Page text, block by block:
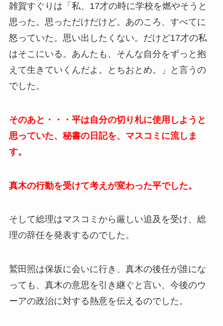
雑賀すぐりは「私、17才の時に学校を燃やそうと
思った。思っただけだけど。あのころ、すべてに
怒っていた。思い出したくない。だけど17才の私
はそこにいる。あんたも、そんな自分をずっと抱
えて生きていくんだよ。とちおとめ。」と言うの
でした。
そのあと・・・平は自分の切り札に使用しようと
思っていた、秘書の日記を、マスコミに流しま
す。
真木の行動を受けて考えが変わった平でした。
そして総理はマスコミから厳しい追及を受け、総
理の辞任を発表するのでした。
鷲田照は保坂に会いに行き、真木の後任が誰にな
っても、真木の意思を引き継ぐと言い、今後のウ
ーアの政治に対する熱意を伝えるのでした。